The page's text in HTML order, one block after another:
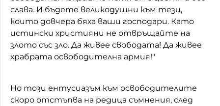
слава. И бъдете великодушни към тези,
които довчера бяха ваши господари. Като
истински християни не отвръщайте на
злото със зло. Да живее свободата! Да живее
храбрата освободителна армия!"
Но този ентусиазъм към освободителите
скоро отстъпва на редица съмнения, след